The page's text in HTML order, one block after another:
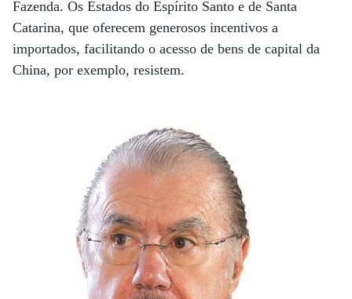
Fazenda. Os Estados do Espírito Santo e de Santa
Catarina, que oferecem generosos incentivos a
importados, facilitando o acesso de bens de capital da
China, por exemplo, resistem.